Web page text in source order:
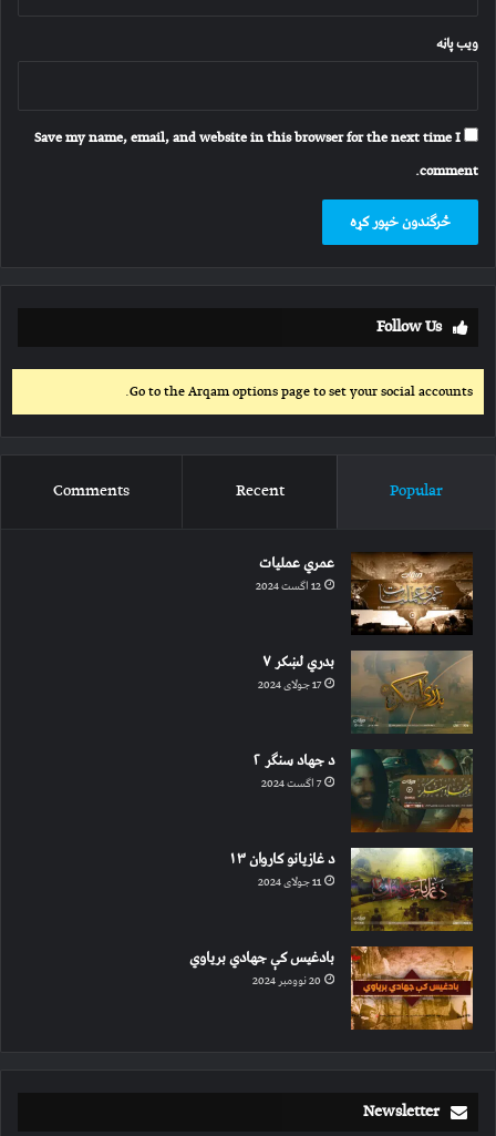
ویب پاڼه
Save my name, email, and website in this browser for the next time I
comment.
Follow Us
Go to the Arqam options page to set your social accounts.
Popular
Recent
Comments
عمري عملیات
12 اگست 2024
بدري لښکر ۷
17 جولای 2024
د جهاد سنګر ۲
7 اگست 2024
د غازیانو کاروان ۱۳
11 جولای 2024
بادغیس کې جهادي بریاوي
20 نوومبر 2024
Newsletter